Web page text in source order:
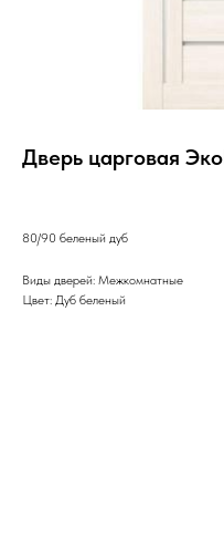
Дверь царговая
80/90 беленый дуб
Виды дверей: Межкомнатные
Цвет: Дуб беленый